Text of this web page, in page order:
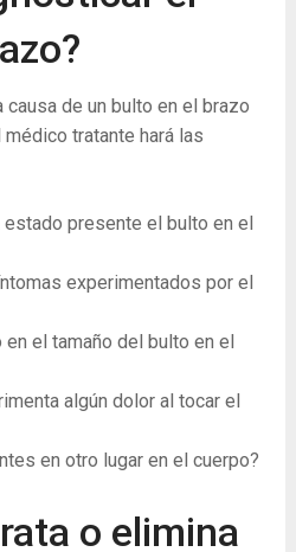
de un bulto en el brazo
tratante hará las
estado presente el bulto en el
experimentados por el
en el tamaño del bulto en el
algún dolor al tocar el
en otro lugar en el cuerpo?
o elimina